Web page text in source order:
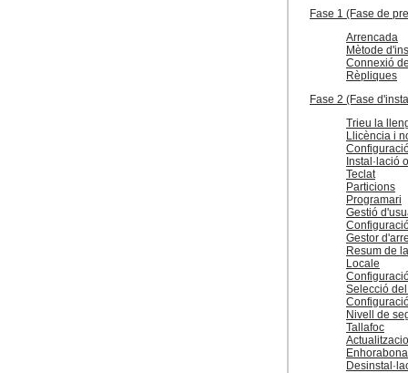
Fase 1 (Fase de
Arrencada
Mètode
Connexió
Rèpliques
Fase 2 (Fase
Trieu la
Llicència i
Instal·lació
Teclat
Particions
Programari
Gestió
Gestor
Resum de
Locale
Selecció
Nivell de
Tallafoc
Enhorabona